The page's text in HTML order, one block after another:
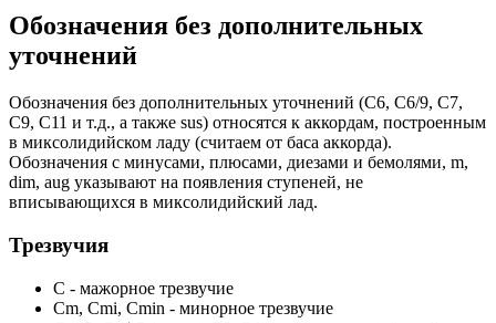
Обозначения без дополнительных
уточнений
Обозначения без дополнительных уточнений (С6, С6/9, C7,
C9, C11 и т.д., а также sus) относятся к аккордам, построенным
в миксолидийском ладу (считаем от баса аккорда).
Обозначения с минусами, плюсами, диезами и бемолями, m,
dim, aug указывают на появления ступеней, не
вписывающихся в миксолидийский лад.
Трезвучия
C - мажорное трезвучие
Cm, Cmi, Cmin - минорное трезвучие